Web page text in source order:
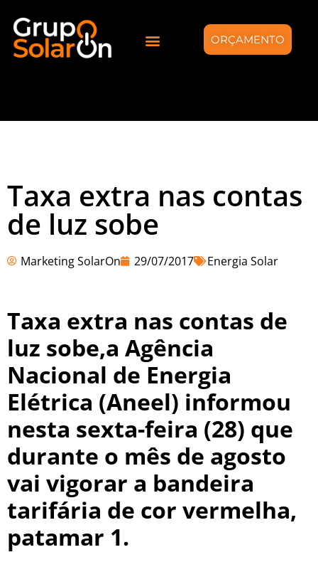
ORÇAMENTO
Taxa extra nas contas
de luz sobe
Marketing SolarOn 29/07/2017 Energia Solar
Taxa extra nas contas de
luz sobe,a Agência
Nacional de Energia
Elétrica (Aneel) informou
nesta sexta-feira (28) que
durante o mês de agosto
vai vigorar a bandeira
tarifária de cor vermelha,
patamar 1.